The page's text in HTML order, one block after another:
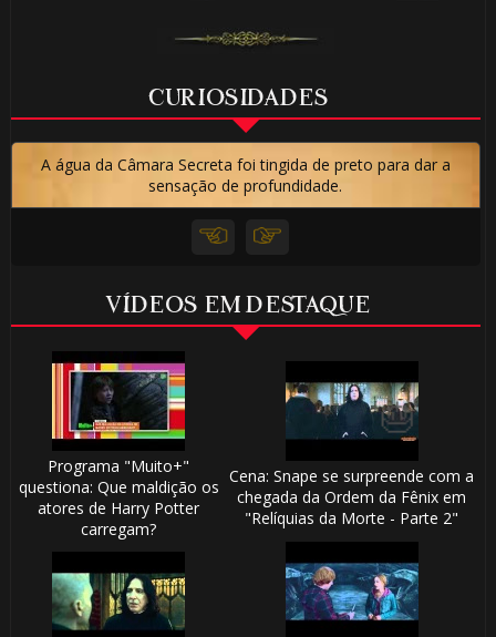
CURIOSIDADES
A água da Câmara Secreta foi tingida de preto para dar a
sensação de profundidade.
VÍDEOS EM DESTAQUE
Programa "Muito+"
questiona: Que maldição os
atores de Harry Potter
carregam?
Cena: Snape se surpreende com a
chegada da Ordem da Fênix em
"Relíquias da Morte - Parte 2"
🎂
⚡